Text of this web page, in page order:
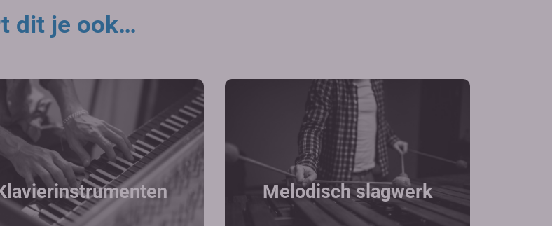
dit je ook…
Melodisch slagwerk